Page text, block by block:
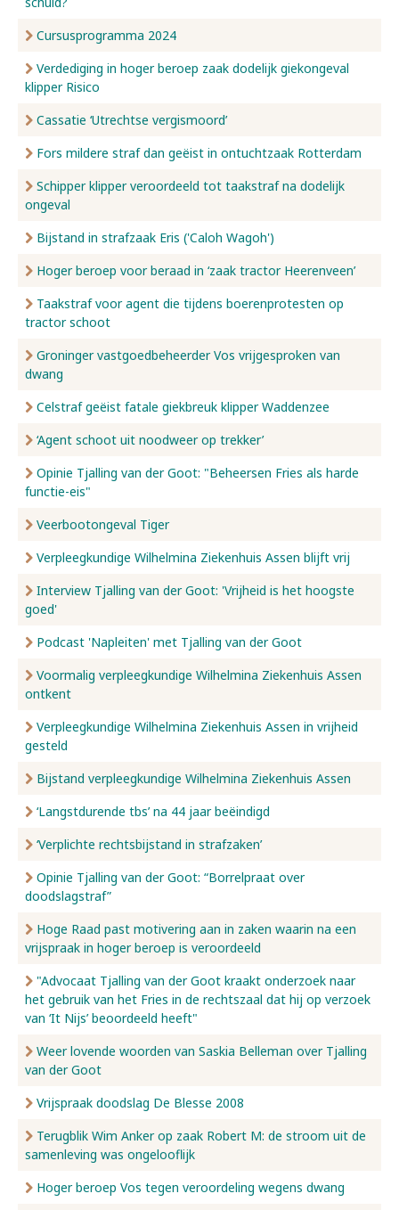
Cursusprogramma 2024
Verdediging in hoger beroep zaak dodelijk giekongeval
klipper Risico
Cassatie ‘Utrechtse vergismoord’
Fors mildere straf dan geëist in ontuchtzaak Rotterdam
Schipper klipper veroordeeld tot taakstraf na dodelijk
ongeval
Bijstand in strafzaak Eris ('Caloh Wagoh')
Hoger beroep voor beraad in ‘zaak tractor Heerenveen’
Taakstraf voor agent die tijdens boerenprotesten op
tractor schoot
Groninger vastgoedbeheerder Vos vrijgesproken van
dwang
Celstraf geëist fatale giekbreuk klipper Waddenzee
‘Agent schoot uit noodweer op trekker’
Opinie Tjalling van der Goot: "Beheersen Fries als harde
functie-eis"
Veerbootongeval Tiger
Verpleegkundige Wilhelmina Ziekenhuis Assen blijft vrij
Interview Tjalling van der Goot: 'Vrijheid is het hoogste
goed'
Podcast 'Napleiten' met Tjalling van der Goot
Voormalig verpleegkundige Wilhelmina Ziekenhuis Assen
ontkent
Verpleegkundige Wilhelmina Ziekenhuis Assen in vrijheid
gesteld
Bijstand verpleegkundige Wilhelmina Ziekenhuis Assen
‘Langstdurende tbs’ na 44 jaar beëindigd
‘Verplichte rechtsbijstand in strafzaken’
Opinie Tjalling van der Goot: “Borrelpraat over
doodslagstraf”
Hoge Raad past motivering aan in zaken waarin na een
vrijspraak in hoger beroep is veroordeeld
"Advocaat Tjalling van der Goot kraakt onderzoek naar
het gebruik van het Fries in de rechtszaal dat hij op verzoek
van ‘It Nijs’ beoordeeld heeft"
Weer lovende woorden van Saskia Belleman over Tjalling
van der Goot
Vrijspraak doodslag De Blesse 2008
Terugblik Wim Anker op zaak Robert M: de stroom uit de
samenleving was ongelooflijk
Hoger beroep Vos tegen veroordeling wegens dwang